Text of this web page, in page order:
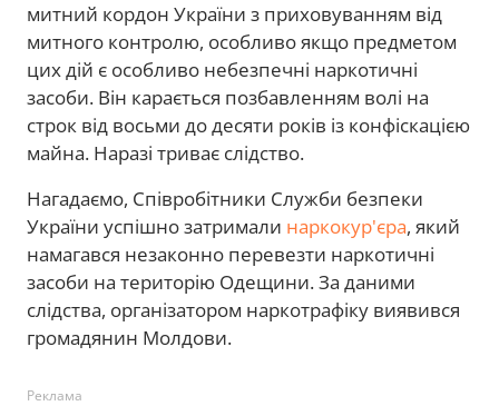
митний кордон України з приховуванням від
митного контролю, особливо якщо предметом
цих дій є особливо небезпечні наркотичні
засоби. Він карається позбавленням волі на
строк від восьми до десяти років із конфіскацією
майна. Наразі триває слідство.
Нагадаємо, Співробітники Служби безпеки
України успішно затримали наркокур'єра, який
намагався незаконно перевезти наркотичні
засоби на територію Одещини. За даними
слідства, організатором наркотрафіку виявився
громадянин Молдови.
Реклама